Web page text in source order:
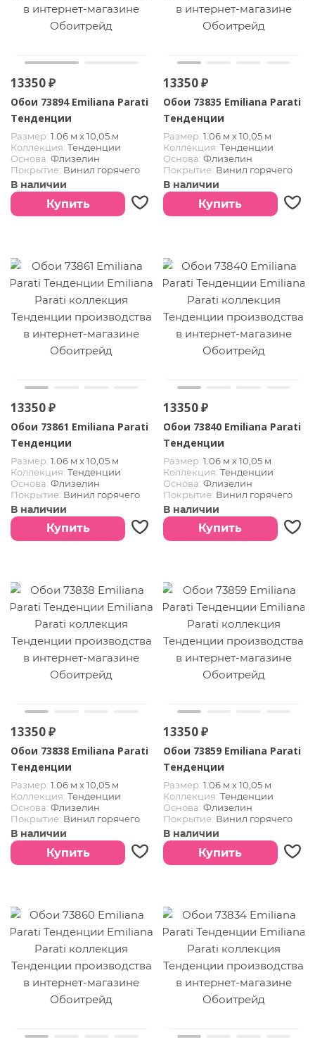
13350 ₽
Обои 73894 Emiliana Parati
Тенденции
Размер: 1.06 м х 10,05 м
Коллекция: Тенденции
Основа: Флизелин
Покрытие: Винил горячего
тиснения
В наличии
Купить
13350 ₽
Обои 73835 Emiliana Parati
Тенденции
Размер: 1.06 м х 10,05 м
Коллекция: Тенденции
Основа: Флизелин
Покрытие: Винил горячего
тиснения
В наличии
Купить
13350 ₽
Обои 73861 Emiliana Parati
Тенденции
Размер: 1.06 м х 10,05 м
Коллекция: Тенденции
Основа: Флизелин
Покрытие: Винил горячего
тиснения
В наличии
Купить
13350 ₽
Обои 73840 Emiliana Parati
Тенденции
Размер: 1.06 м х 10,05 м
Коллекция: Тенденции
Основа: Флизелин
Покрытие: Винил горячего
тиснения
В наличии
Купить
13350 ₽
Обои 73838 Emiliana Parati
Тенденции
Размер: 1.06 м х 10,05 м
Коллекция: Тенденции
Основа: Флизелин
Покрытие: Винил горячего
тиснения
В наличии
Купить
13350 ₽
Обои 73859 Emiliana Parati
Тенденции
Размер: 1.06 м х 10,05 м
Коллекция: Тенденции
Основа: Флизелин
Покрытие: Винил горячего
тиснения
В наличии
Купить